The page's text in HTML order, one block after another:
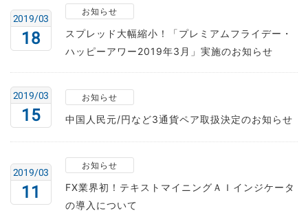
18
2019/03
お知らせ
スプレッド大幅縮小！「プレミアムフライデー・
ハッピーアワー2019年3月」実施のお知らせ
15
2019/03 お知らせ
中国人民元/円など3通貨ペア取扱決定のお知らせ
11
2019/03
お知らせ
FX業界初！テキストマイニングＡＩインジケータ
の導入について